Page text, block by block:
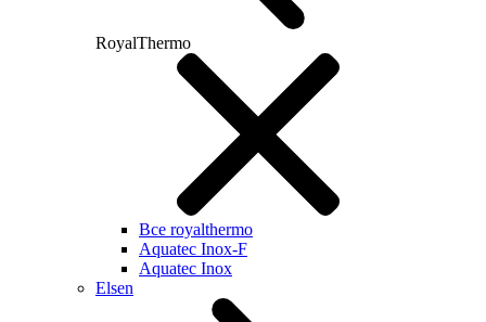
RoyalThermo
Все royalthermo
Aquatec Inox-F
Aquatec Inox
Elsen